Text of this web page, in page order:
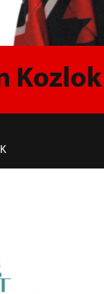
Kozlok